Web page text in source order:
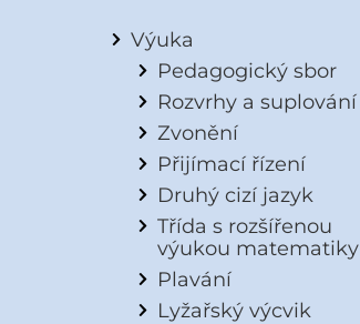
Výuka
Pedagogický sbor
Rozvrhy a suplování
Zvonění
Přijímací řízení
Druhý cizí jazyk
Třída s rozšířenou
výukou matematiky
Plavání
Lyžařský výcvik